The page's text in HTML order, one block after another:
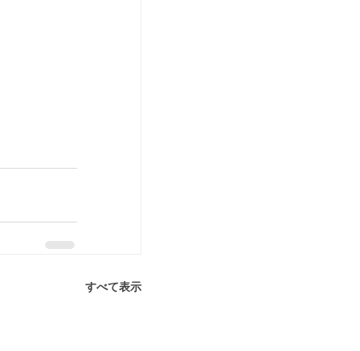
すべて表示